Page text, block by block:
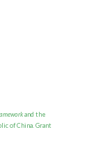
and the
of China. Grant